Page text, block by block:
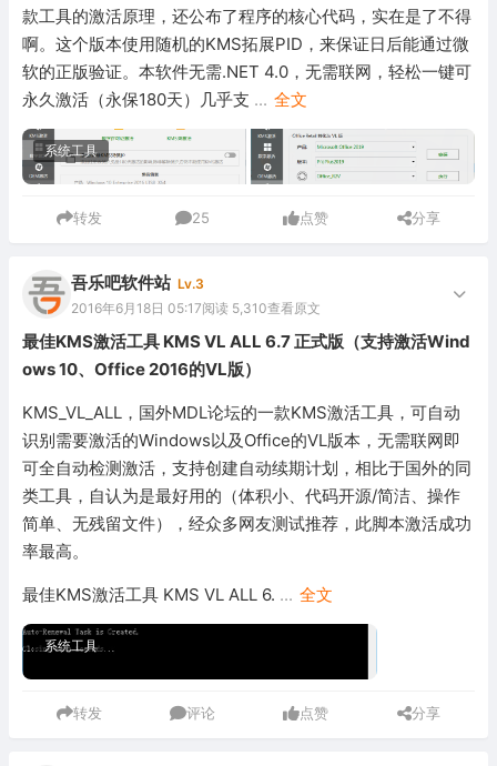
系统下载
系统工具
款工具的激活原理，还公布了程序的核心代码，实在是了不得
啊。这个版本使用随机的KMS拓展PID，来保证日后能通过微
软的正版验证。本软件无需.NET 4.0，无需联网，轻松一键可
永久激活（永保180天）几乎支 ... 全文
系统工具
转发 25 点赞 分享
吾乐吧软件站 Lv.3
2016年6月18日 05:17阅读 5,310查看原文
最佳KMS激活工具 KMS VL ALL 6.7 正式版（支持激活Wind
ows 10、Office 2016的VL版）
KMS_VL_ALL，国外MDL论坛的一款KMS激活工具，可自动
识别需要激活的Windows以及Office的VL版本，无需联网即
可全自动检测激活，支持创建自动续期计划，相比于国外的同
类工具，自认为是最好用的（体积小、代码开源/简洁、操作
简单、无残留文件），经众多网友测试推荐，此脚本激活成功
率最高。
最佳KMS激活工具 KMS VL ALL 6. ... 全文
系统工具
转发 评论 点赞 分享